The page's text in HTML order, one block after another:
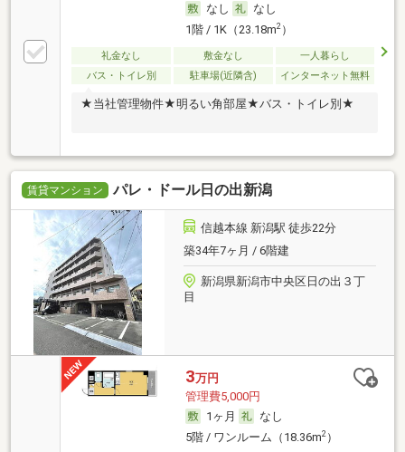
なし
なし
1階 / 1K（23.18m2）
礼金なし 敷金なし
一人暮らし
バス・トイレ別
駐車場(近隣含) インターネット無料
★当社管理物件★明るい角部屋★バス・トイレ別★
賃貸マンション パレ・ドール日の出新潟
信越本線 新潟駅 徒歩22分
築34年7ヶ月 / 6階建
新潟県新潟市中央区日の出３丁
目
3万円
管理費5,000円
1ヶ月
なし
5階 / ワンルーム（18.36m2）